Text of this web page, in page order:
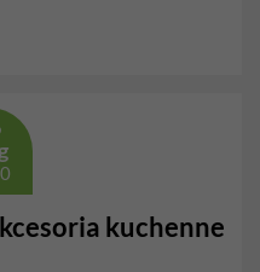
kuchenne